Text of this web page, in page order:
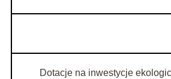
Dotacje na inwestycje